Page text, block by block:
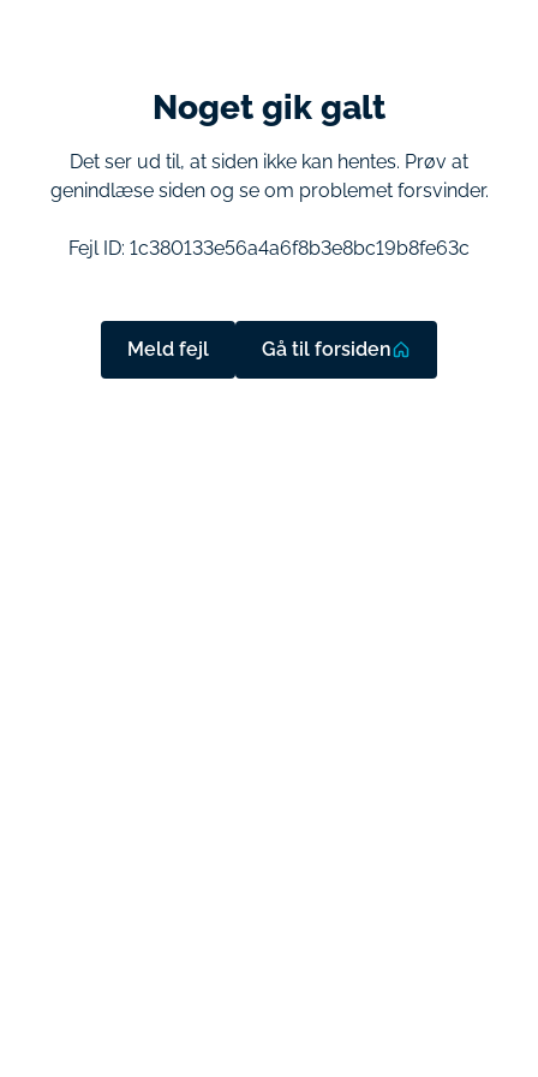
Noget gik galt
Det ser ud til, at siden ikke kan hentes. Prøv at
genindlæse siden og se om problemet forsvinder.
Fejl ID: 1c380133e56a4a6f8b3e8bc19b8fe63c
Meld fejl Gå til forsiden